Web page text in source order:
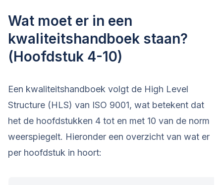
Wat moet er in een
kwaliteitshandboek staan?
(Hoofdstuk 4-10)
Een kwaliteitshandboek volgt de High Level
Structure (HLS) van ISO 9001, wat betekent dat
het de hoofdstukken 4 tot en met 10 van de norm
weerspiegelt. Hieronder een overzicht van wat er
per hoofdstuk in hoort: